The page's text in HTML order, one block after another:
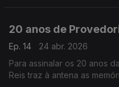
20 anos de
Ep. 14
24 abr. 2026
Para assinalar os 20 anos
Reis traz à antena as